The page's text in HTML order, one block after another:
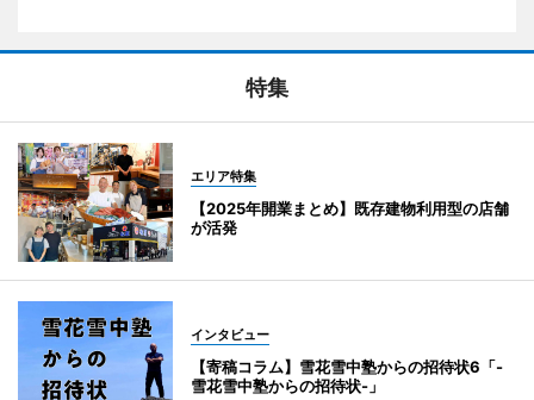
特集
エリア特集
【2025年開業まとめ】既存建物利用型の店舗
が活発
インタビュー
【寄稿コラム】雪花雪中塾からの招待状6「-
雪花雪中塾からの招待状-」